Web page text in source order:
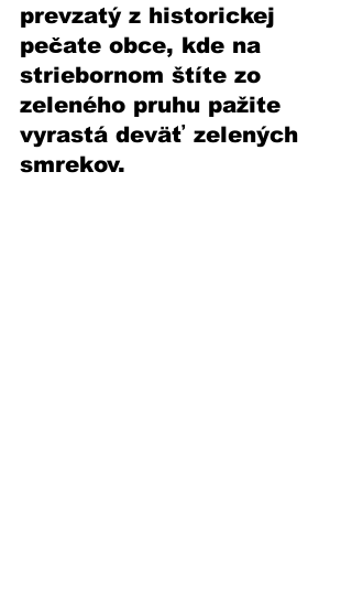
prevzatý z historickej
pečate obce, kde na
striebornom štíte zo
zeleného pruhu pažite
vyrastá deväť zelených
smrekov.